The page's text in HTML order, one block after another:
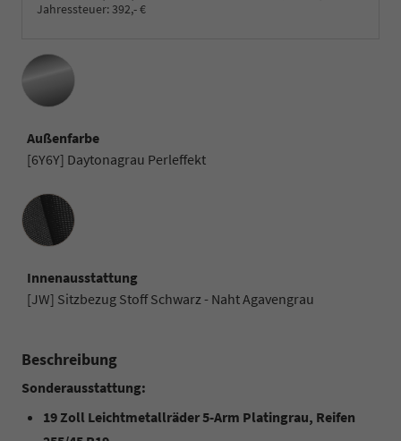
Jahressteuer:392,- €
Außenfarbe
[6Y6Y] Daytonagrau Perleffekt
Innenausstattung
Innenausstattung
[JW] Sitzbezug Stoff Schwarz - Naht Agavengrau
Beschreibung
Sonderausstattung:
19 Zoll Leichtmetallräder 5-Arm Platingrau, Reifen